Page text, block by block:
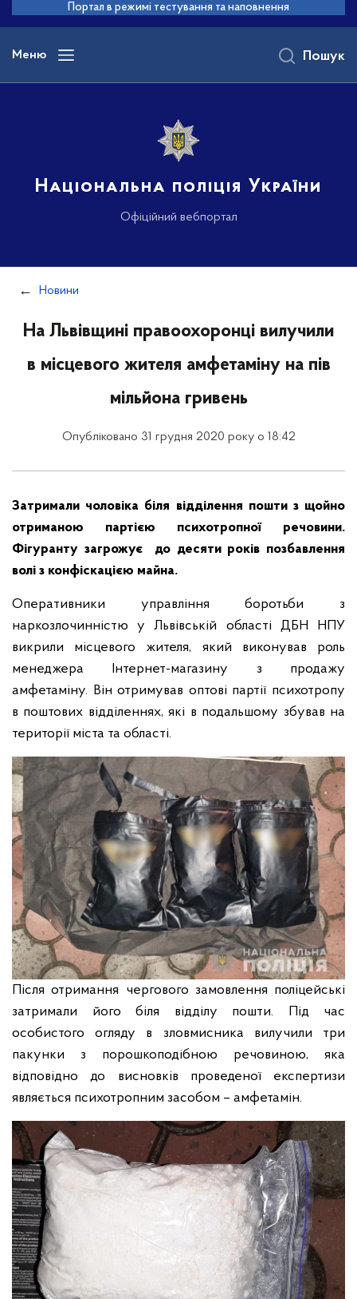
основного
вмісту
Портал в режимі тестування та наповнення
Меню
Національна поліція України
Офіційний вебпортал
Пошук
Новини
На Львівщині правоохоронці вилучили
в місцевого жителя амфетаміну на пів
мільйона гривень
Опубліковано 31 грудня 2020 року о 18:42
Затримали чоловіка біля відділення пошти з щойно
отриманою партією психотропної речовини.
Фігуранту загрожує до десяти років позбавлення
волі з конфіскацією майна.
Оперативники управління боротьби з
наркозлочинністю у Львівській області ДБН НПУ
викрили місцевого жителя, який виконував роль
менеджера Інтернет-магазину з продажу
амфетаміну. Він отримував оптові партії психотропу
в поштових відділеннях, які в подальшому збував на
території міста та області.
Після отримання чергового замовлення поліцейські
затримали його біля відділу пошти. Під час
особистого огляду в зловмисника вилучили три
пакунки з порошкоподібною речовиною, яка
відповідно до висновків проведеної експертизи
являється психотропним засобом – амфетамін.